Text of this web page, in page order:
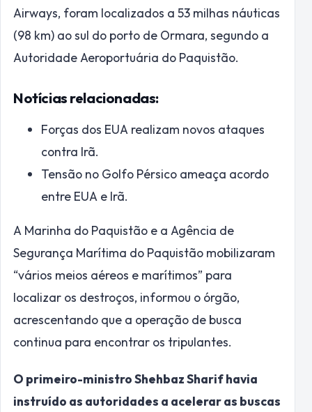
Airways, foram localizados a 53 milhas náuticas
(98 km) ao sul do porto de Ormara, segundo a
Autoridade Aeroportuária do Paquistão.
Notícias relacionadas:
Forças dos EUA realizam novos ataques
contra Irã.
Tensão no Golfo Pérsico ameaça acordo
entre EUA e Irã.
A Marinha do Paquistão e a Agência de
Segurança Marítima do Paquistão mobilizaram
“vários meios aéreos e marítimos” para
localizar os destroços, informou o órgão,
acrescentando que a operação de busca
continua para encontrar os tripulantes.
O primeiro-ministro Shehbaz Sharif havia
instruído as autoridades a acelerar as buscas